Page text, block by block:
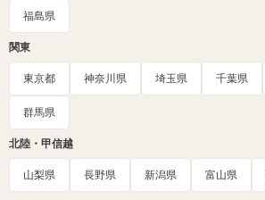
福島県
関東
東京都 神奈川県 埼玉県 千葉県
群馬県
北陸・甲信越
山梨県 長野県 新潟県 富山県